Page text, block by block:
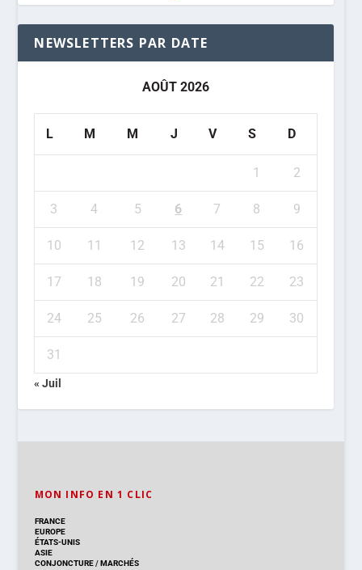
NEWSLETTERS PAR DATE
AOÛT 2026
L M M J V S D
1 2
3 4 5 6 7 8 9
10 11 12 13 14 15 16
17 18 19 20 21 22 23
24 25 26 27 28 29 30
31
« Juil
MON INFO EN 1 CLIC
FRANCE
EUROPE
ÉTATS-UNIS
ASIE
CONJONCTURE/MARCHÉS